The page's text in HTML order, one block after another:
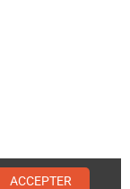
ACCEPTER